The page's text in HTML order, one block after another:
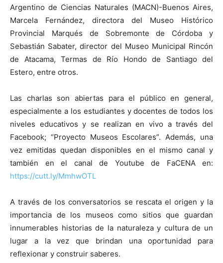
Argentino de Ciencias Naturales (MACN)-Buenos Aires,
Marcela Fernández, directora del Museo Histórico
Provincial Marqués de Sobremonte de Córdoba y
Sebastián Sabater, director del Museo Municipal Rincón
de Atacama, Termas de Río Hondo de Santiago del
Estero, entre otros.
Las charlas son abiertas para el público en general,
especialmente a los estudiantes y docentes de todos los
niveles educativos y se realizan en vivo a través del
Facebook; “Proyecto Museos Escolares”. Además, una
vez emitidas quedan disponibles en el mismo canal y
también en el canal de Youtube de FaCENA en:
https://cutt.ly/MmhwOTL
A través de los conversatorios se rescata el origen y la
importancia de los museos como sitios que guardan
innumerables historias de la naturaleza y cultura de un
lugar a la vez que brindan una oportunidad para
reflexionar y construir saberes.